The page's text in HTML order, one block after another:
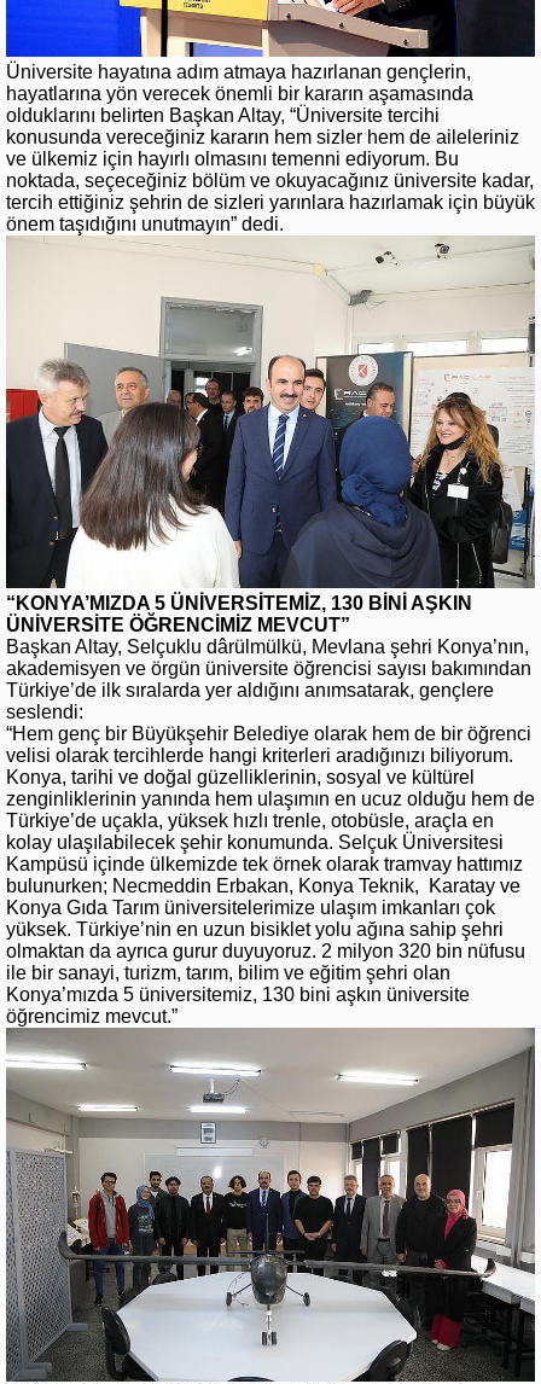
Üniversite hayatına adım atmaya hazırlanan gençlerin,
hayatlarına yön verecek önemli bir kararın aşamasında
olduklarını belirten Başkan Altay, “Üniversite tercihi
konusunda vereceğiniz kararın hem sizler hem de aileleriniz
ve ülkemiz için hayırlı olmasını temenni ediyorum. Bu
noktada, seçeceğiniz bölüm ve okuyacağınız üniversite kadar,
tercih ettiğiniz şehrin de sizleri yarınlara hazırlamak için büyük
önem taşıdığını unutmayın” dedi.
“KONYA’MIZDA 5 ÜNİVERSİTEMİZ, 130 BİNİ AŞKIN
ÜNİVERSİTE ÖĞRENCİMİZ MEVCUT”
Başkan Altay, Selçuklu dârülmülkü, Mevlana şehri Konya’nın,
akademisyen ve örgün üniversite öğrencisi sayısı bakımından
Türkiye’de ilk sıralarda yer aldığını anımsatarak, gençlere
seslendi:
“Hem genç bir Büyükşehir Belediye olarak hem de bir öğrenci
velisi olarak tercihlerde hangi kriterleri aradığınızı biliyorum.
Konya, tarihi ve doğal güzelliklerinin, sosyal ve kültürel
zenginliklerinin yanında hem ulaşımın en ucuz olduğu hem de
Türkiye’de uçakla, yüksek hızlı trenle, otobüsle, araçla en
kolay ulaşılabilecek şehir konumunda. Selçuk Üniversitesi
Kampüsü içinde ülkemizde tek örnek olarak tramvay hattımız
bulunurken; Necmeddin Erbakan, Konya Teknik, Karatay ve
Konya Gıda Tarım üniversitelerimize ulaşım imkanları çok
yüksek. Türkiye’nin en uzun bisiklet yolu ağına sahip şehri
olmaktan da ayrıca gurur duyuyoruz. 2 milyon 320 bin nüfusu
ile bir sanayi, turizm, tarım, bilim ve eğitim şehri olan
Konya’mızda 5 üniversitemiz, 130 bini aşkın üniversite
öğrencimiz mevcut.”